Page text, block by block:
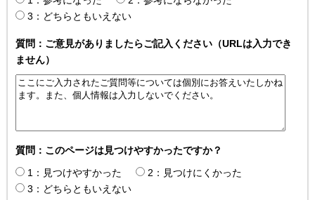
3：どちらともいえない
質問：ご意見がありましたらご記入ください（URLは入力でき
ません）
質問：このページは見つけやすかったですか？
1：見つけやすかった
2：見つけにくかった
3：どちらともいえない